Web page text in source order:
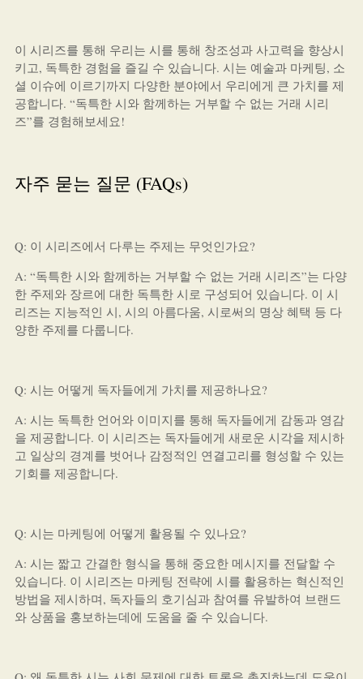
이 시리즈를 통해 우리는 시를 통해 창조성과 사고력을 향상시
키고, 독특한 경험을 즐길 수 있습니다. 시는 예술과 마케팅, 소
셜 이슈에 이르기까지 다양한 분야에서 우리에게 큰 가치를 제
공합니다. “독특한 시와 함께하는 거부할 수 없는 거래 시리
즈”를 경험해보세요!
자주 묻는 질문 (FAQs)
Q: 이 시리즈에서 다루는 주제는 무엇인가요?
A: “독특한 시와 함께하는 거부할 수 없는 거래 시리즈”는 다양
한 주제와 장르에 대한 독특한 시로 구성되어 있습니다. 이 시
리즈는 지능적인 시, 시의 아름다움, 시로써의 명상 혜택 등 다
양한 주제를 다룹니다.
Q: 시는 어떻게 독자들에게 가치를 제공하나요?
A: 시는 독특한 언어와 이미지를 통해 독자들에게 감동과 영감
을 제공합니다. 이 시리즈는 독자들에게 새로운 시각을 제시하
고 일상의 경계를 벗어나 감정적인 연결고리를 형성할 수 있는
기회를 제공합니다.
Q: 시는 마케팅에 어떻게 활용될 수 있나요?
A: 시는 짧고 간결한 형식을 통해 중요한 메시지를 전달할 수
있습니다. 이 시리즈는 마케팅 전략에 시를 활용하는 혁신적인
방법을 제시하며, 독자들의 호기심과 참여를 유발하여 브랜드
와 상품을 홍보하는데에 도움을 줄 수 있습니다.